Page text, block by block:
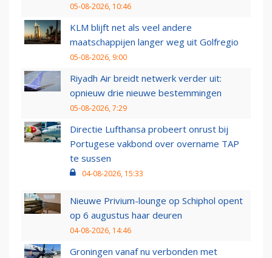
05-08-2026, 10:46
KLM blijft net als veel andere
maatschappijen langer weg uit Golfregio
05-08-2026, 9:00
Riyadh Air breidt netwerk verder uit:
opnieuw drie nieuwe bestemmingen
05-08-2026, 7:29
Directie Lufthansa probeert onrust bij
Portugese vakbond over overname TAP
te sussen
04-08-2026, 15:33
Nieuwe Privium-lounge op Schiphol opent
op 6 augustus haar deuren
04-08-2026, 14:46
Groningen vanaf nu verbonden met